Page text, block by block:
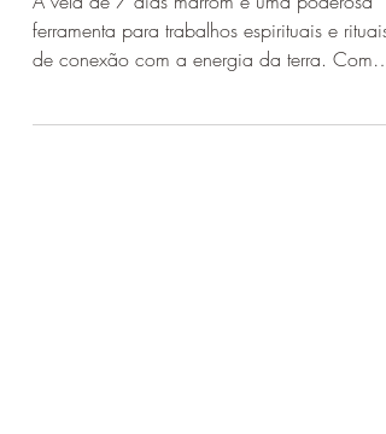
Energia da Terra
A vela de 7 dias marrom é uma poderosa
de conexão com a energia da terra. Com